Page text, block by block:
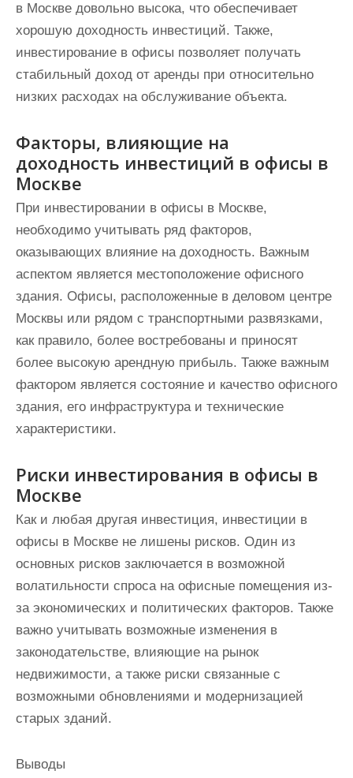
в Москве довольно высока, что обеспечивает
хорошую доходность инвестиций. Также,
инвестирование в офисы позволяет получать
стабильный доход от аренды при относительно
низких расходах на обслуживание объекта.
Факторы, влияющие на
доходность инвестиций в офисы в
Москве
При инвестировании в офисы в Москве,
необходимо учитывать ряд факторов,
оказывающих влияние на доходность. Важным
аспектом является местоположение офисного
здания. Офисы, расположенные в деловом центре
Москвы или рядом с транспортными развязками,
как правило, более востребованы и приносят
более высокую арендную прибыль. Также важным
фактором является состояние и качество офисного
здания, его инфраструктура и технические
характеристики.
Риски инвестирования в офисы в
Москве
Как и любая другая инвестиция, инвестиции в
офисы в Москве не лишены рисков. Один из
основных рисков заключается в возможной
волатильности спроса на офисные помещения из-
за экономических и политических факторов. Также
важно учитывать возможные изменения в
законодательстве, влияющие на рынок
недвижимости, а также риски связанные с
возможными обновлениями и модернизацией
старых зданий.
Выводы